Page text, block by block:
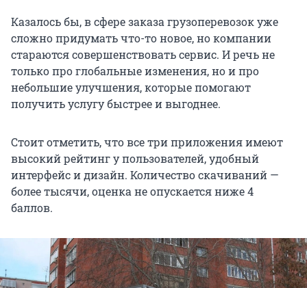
Казалось бы, в сфере заказа грузоперевозок уже
сложно придумать что-то новое, но компании
стараются совершенствовать сервис. И речь не
только про глобальные изменения, но и про
небольшие улучшения, которые помогают
получить услугу быстрее и выгоднее.
Стоит отметить, что все три приложения имеют
высокий рейтинг у пользователей, удобный
интерфейс и дизайн. Количество скачиваний —
более тысячи, оценка не опускается ниже 4
баллов.